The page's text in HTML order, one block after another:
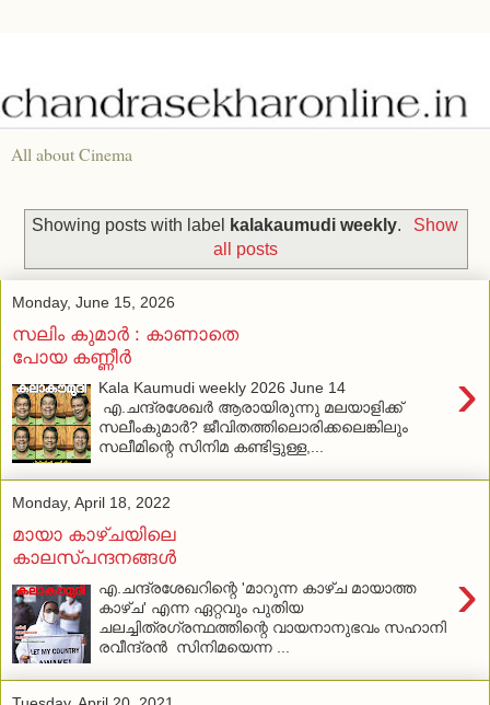
All about Cinema
Showing posts with label kalakaumudi weekly.
Show
all posts
Monday, June 15, 2026
സലിം കുമാര്‍ : കാണാതെ
പോയ കണ്ണീര്‍
›
Kala Kaumudi weekly 2026 June 14
എ.ചന്ദ്രശേഖര്‍ ആരായിരുന്നു മലയാളിക്ക്
സലീംകുമാര്‍? ജീവിതത്തിലൊരിക്കലെങ്കിലും
സലീമിന്റെ സിനിമ കണ്ടിട്ടുള്ള,...
Monday, April 18, 2022
മായാ കാഴ്ചയിലെ
കാലസ്പന്ദനങ്ങള്‍
›
എ.ചന്ദ്രശേഖറിന്റെ 'മാറുന്ന കാഴ്ച മായാത്ത
കാഴ്ച' എന്ന ഏറ്റവും പുതിയ
ചലച്ചിത്രഗ്രന്ഥത്തിന്റെ വായനാനുഭവം സഹാനി
രവീന്ദ്രന്‍ സിനിമയെന്ന ...